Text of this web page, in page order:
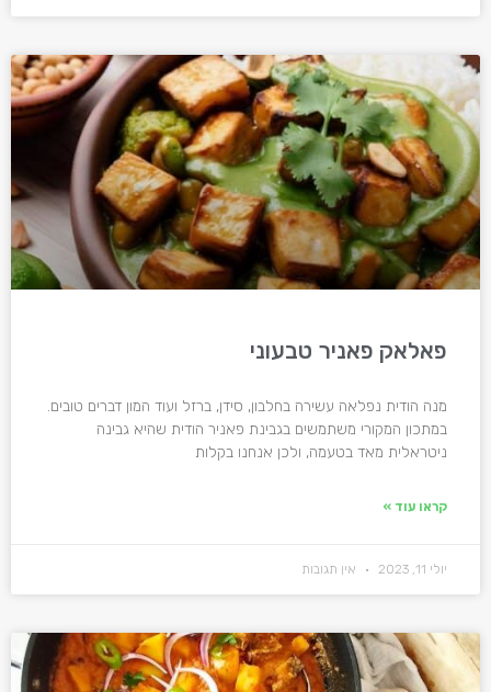
פאלאק פאניר טבעוני
מנה הודית נפלאה עשירה בחלבון, סידן, ברזל ועוד המון דברים טובים.
במתכון המקורי משתמשים בגבינת פאניר הודית שהיא גבינה
ניטראלית מאד בטעמה, ולכן אנחנו בקלות
קראו עוד »
יולי 11, 2023 אין תגובות